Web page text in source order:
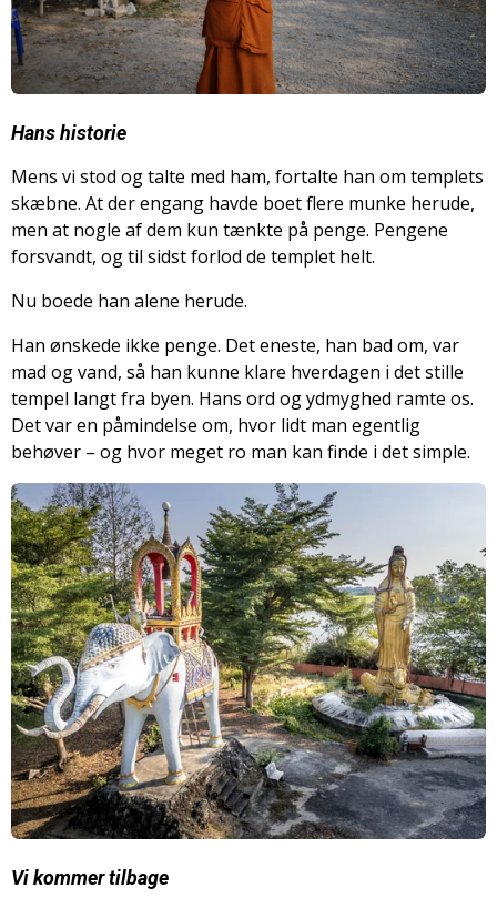
Hans historie
Mens vi stod og talte med ham, fortalte han om templets
skæbne. At der engang havde boet flere munke herude,
men at nogle af dem kun tænkte på penge. Pengene
forsvandt, og til sidst forlod de templet helt.
Nu boede han alene herude.
Han ønskede ikke penge. Det eneste, han bad om, var
mad og vand, så han kunne klare hverdagen i det stille
tempel langt fra byen. Hans ord og ydmyghed ramte os.
Det var en påmindelse om, hvor lidt man egentlig
behøver – og hvor meget ro man kan finde i det simple.
Vi kommer tilbage